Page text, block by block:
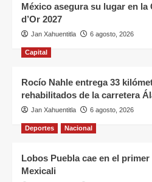
México asegura su lugar en
d’Or 2027
Jan Xahuentitla 6 agosto, 2026
Capital
Rocío Nahle entrega 33
rehabilitados de la carretera
Jan Xahuentitla 6 agosto, 2026
Deportes Nacional
Lobos Puebla cae en el
Mexicali